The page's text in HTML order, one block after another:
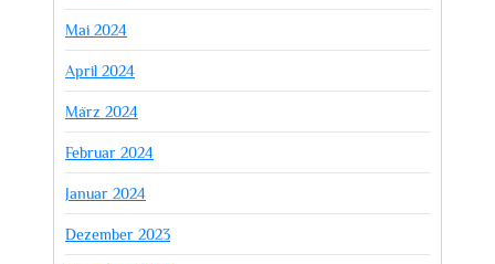
Mai 2024
April 2024
März 2024
Februar 2024
Januar 2024
Dezember 2023